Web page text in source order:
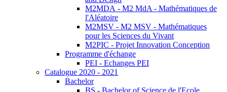
M2MDA - M2 MdA - Mathématiques de
l'Aléatoire
M2MSV - M2 MSV - Mathématiques
pour les Sciences du Vivant
M2PIC - Projet Innovation Conception
Programme d'échange
PEI - Echanges PEI
Catalogue 2020 - 2021
Bachelor
BS - Bachelor of Science de l'Ecole